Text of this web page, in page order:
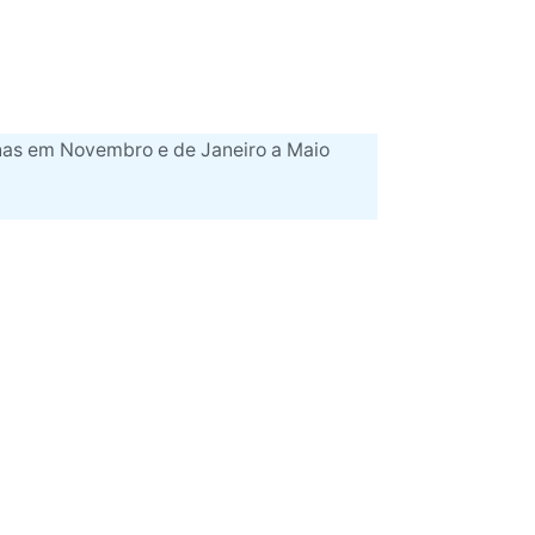
em Novembro e de Janeiro a Maio